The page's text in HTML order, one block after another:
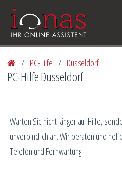
/ PC-Hilfe / Düsseldorf
PC-Hilfe Düsseldorf
Warten Sie nicht länger auf Hilfe,
unverbindlich an. Wir beraten und
Telefon und Fernwartung.